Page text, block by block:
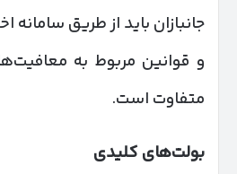
جانبازان باید از طریق
و قوانین مربوط به
متفاوت است.
بولت‌های کلیدی